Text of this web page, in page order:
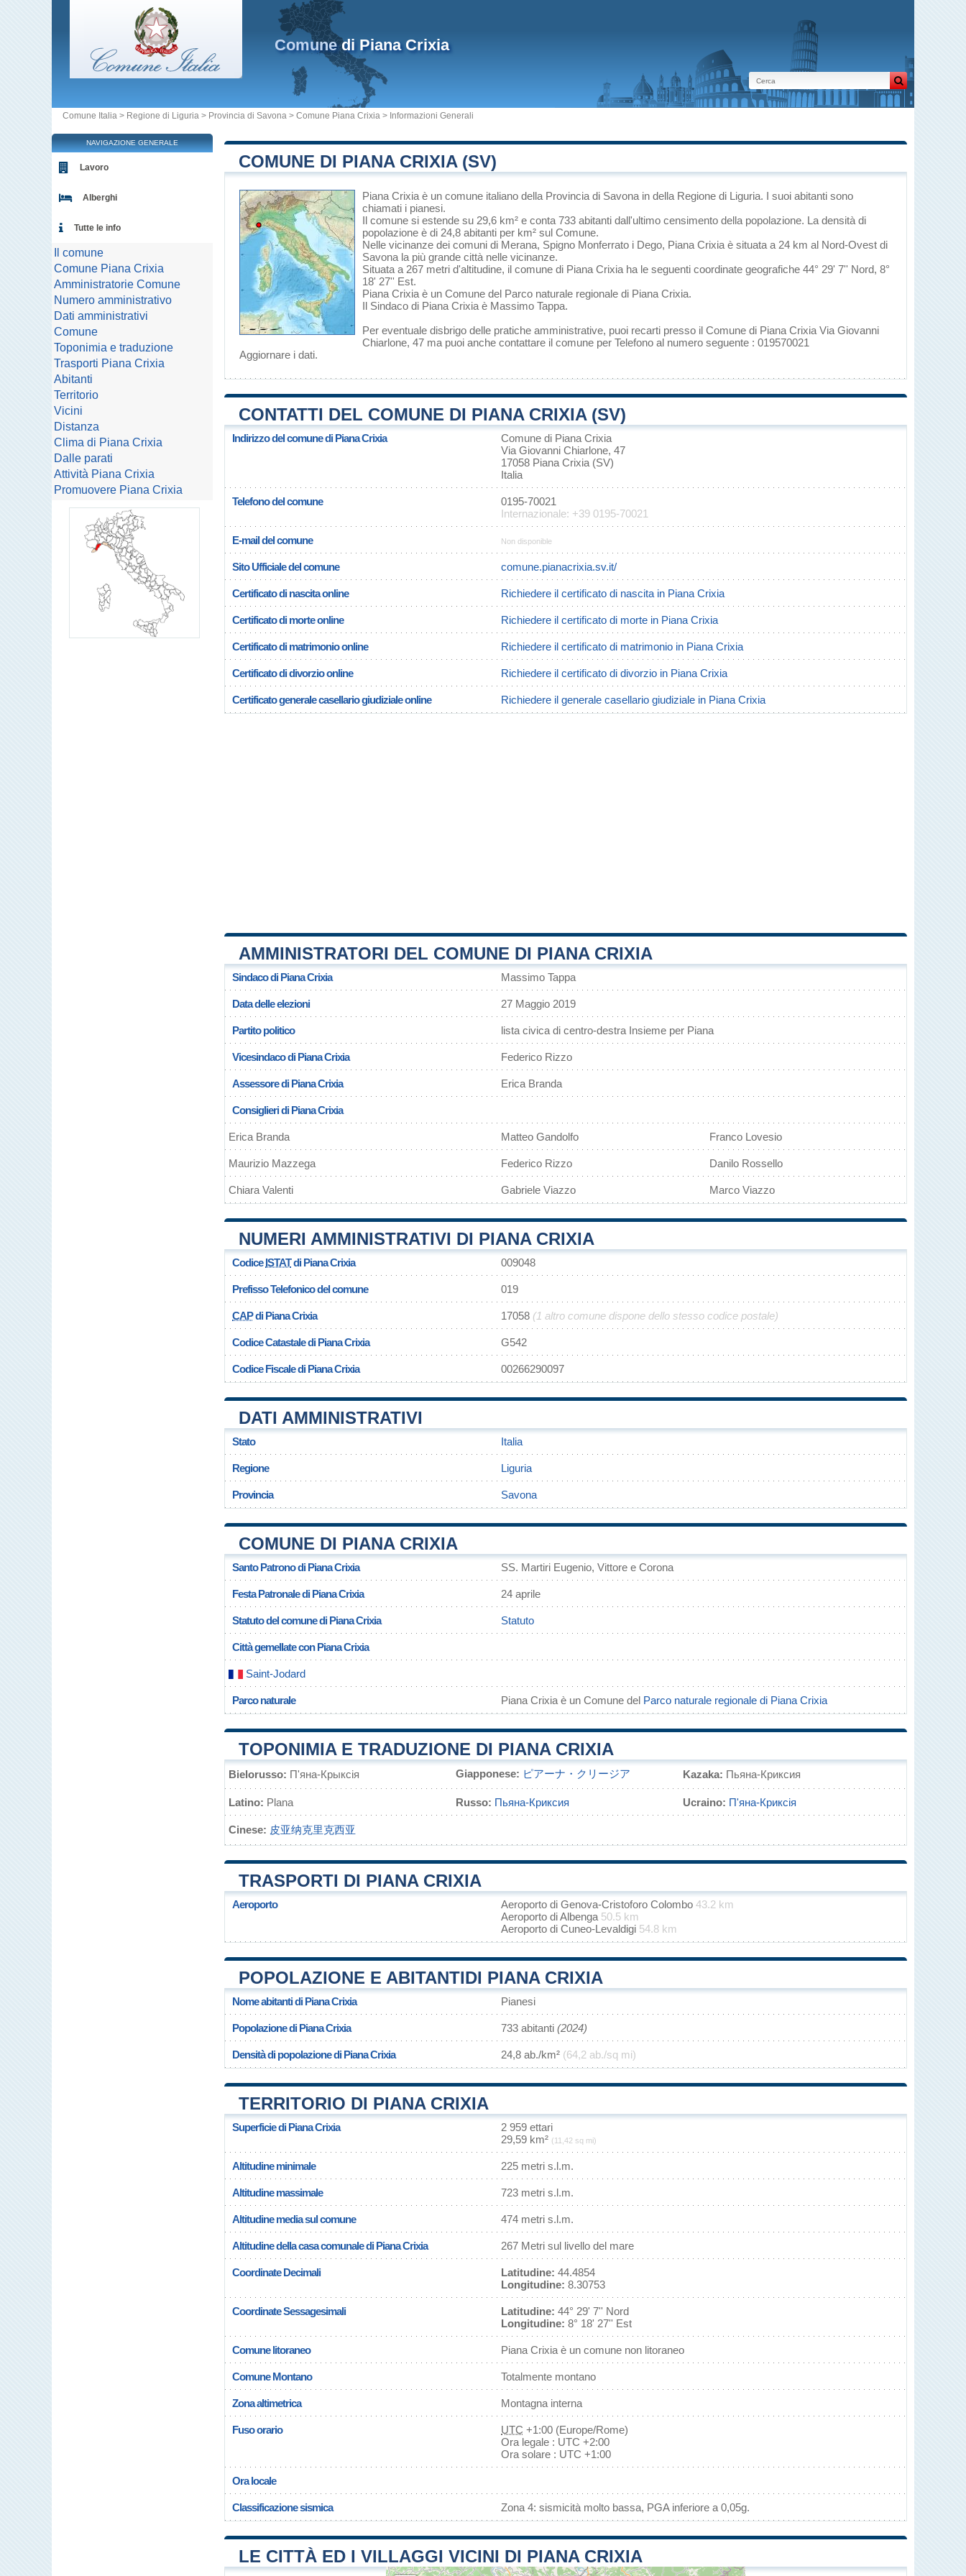
Comunedi Piana Crixia
Comune Italia > Regione di Liguria > Provincia di Savona > Comune Piana Crixia > Informazioni Generali
COMUNE DI PIANA CRIXIA (SV)
Piana Crixia è un comune italiano della Provincia di Savona in della Regione di Liguria. I suoi abitanti sono
chiamati i pianesi.
Il comune si estende su 29,6 km² e conta 733 abitanti dall'ultimo censimento della popolazione. La densità di
popolazione è di 24,8 abitanti per km² sul Comune.
Nelle vicinanze dei comuni di Merana, Spigno Monferrato i Dego, Piana Crixia è situata a 24 km al Nord-Ovest di
Savona la più grande città nelle vicinanze.
Situata a 267 metri d'altitudine, il comune di Piana Crixia ha le seguenti coordinate geografiche 44° 29' 7'' Nord, 8°
18' 27'' Est.
Piana Crixia è un Comune del Parco naturale regionale di Piana Crixia.
Il Sindaco di Piana Crixia è Massimo Tappa.
Per eventuale disbrigo delle pratiche amministrative, puoi recarti presso il Comune di Piana Crixia Via Giovanni
Chiarlone, 47 ma puoi anche contattare il comune per Telefono al numero seguente : 019570021
Aggiornare i dati.
CONTATTI DEL COMUNE DI PIANA CRIXIA (SV)
Indirizzo del comune di Piana Crixia
Comune di Piana Crixia
Via Giovanni Chiarlone, 47
17058 Piana Crixia (SV)
Italia
Telefono del comune
0195-70021
Internazionale: +39 0195-70021
E-mail del comune Non disponible
Sito Ufficiale del comune comune.pianacrixia.sv.it/
Certificato di nascita online Richiedere il certificato di nascita in Piana Crixia
Certificato di morte online Richiedere il certificato di morte in Piana Crixia
Certificato di matrimonio online Richiedere il certificato di matrimonio in Piana Crixia
Certificato di divorzio online Richiedere il certificato di divorzio in Piana Crixia
Certificato generale casellario giudiziale online Richiedere il generale casellario giudiziale in Piana Crixia
AMMINISTRATORI DEL COMUNE DI PIANA CRIXIA
Sindaco di Piana Crixia Massimo Tappa
Data delle elezioni 27 Maggio 2019
Partito politico lista civica di centro-destra Insieme per Piana
Vicesindaco di Piana Crixia Federico Rizzo
Assessore di Piana Crixia Erica Branda
Consiglieri di Piana Crixia
Erica Branda Matteo Gandolfo Franco Lovesio
Maurizio Mazzega Federico Rizzo Danilo Rossello
Chiara Valenti Gabriele Viazzo Marco Viazzo
NUMERI AMMINISTRATIVI DI PIANA CRIXIA
CodiceISTATdi Piana Crixia 009048
Prefisso Telefonico del comune 019
CAPdi Piana Crixia 17058 (1 altro comune dispone dello stesso codice postale)
Codice Catastale di Piana Crixia G542
Codice Fiscale di Piana Crixia 00266290097
DATI AMMINISTRATIVI
Stato Italia
Regione Liguria
Provincia Savona
COMUNE DI PIANA CRIXIA
Santo Patrono di Piana Crixia SS. Martiri Eugenio, Vittore e Corona
Festa Patronale di Piana Crixia 24 aprile
Statuto del comune di Piana Crixia Statuto
Città gemellate con Piana Crixia
Saint-Jodard
Parco naturale Piana Crixia è un Comune del Parco naturale regionale di Piana Crixia
TOPONIMIA E TRADUZIONE DI PIANA CRIXIA
Bielorusso: П'яна-Крыксія Giapponese: ピアーナ・クリージア Kazaka: Пьяна-Криксия
Latino: Plana Russo: Пьяна-Криксия Ucraino: П'яна-Криксія
Cinese: 皮亚纳克里克西亚
TRASPORTI DI PIANA CRIXIA
Aeroporto Aeroporto di Genova-Cristoforo Colombo 43.2 km
Aeroporto di Albenga 50.5 km
Aeroporto di Cuneo-Levaldigi 54.8 km
POPOLAZIONE E ABITANTIDI PIANA CRIXIA
Nome abitanti di Piana Crixia Pianesi
Popolazione di Piana Crixia 733 abitanti (2024)
Densità di popolazione di Piana Crixia 24,8 ab./km² (64,2 ab./sq mi)
TERRITORIO DI PIANA CRIXIA
Superficie di Piana Crixia
2 959 ettari
29,59 km² (11,42 sq mi)
Altitudine minimale 225 metri s.l.m.
Altitudine massimale 723 metri s.l.m.
Altitudine media sul comune 474 metri s.l.m.
Altitudine della casa comunale di Piana Crixia 267 Metri sul livello del mare
Coordinate Decimali Latitudine: 44.4854
Longitudine: 8.30753
Coordinate Sessagesimali Latitudine: 44° 29' 7'' Nord
Longitudine: 8° 18' 27'' Est
Comune litoraneo Piana Crixia è un comune non litoraneo
Comune Montano Totalmente montano
Zona altimetrica Montagna interna
Fuso orario UTC +1:00 (Europe/Rome)
Ora legale : UTC +2:00
Ora solare : UTC +1:00
Ora locale
Classificazione sismica Zona 4: sismicità molto bassa, PGA inferiore a 0,05g.
LE CITTÀ ED I VILLAGGI VICINI DI PIANA CRIXIA
NAVIGAZIONE GENERALE
Lavoro
Alberghi
Tutte le info
Il comune
Comune Piana Crixia
Amministratorie Comune
Numero amministrativo
Dati amministrativi
Comune
Toponimia e traduzione
Trasporti Piana Crixia
Abitanti
Territorio
Vicini
Distanza
Clima di Piana Crixia
Dalle parati
Attività Piana Crixia
Promuovere Piana Crixia